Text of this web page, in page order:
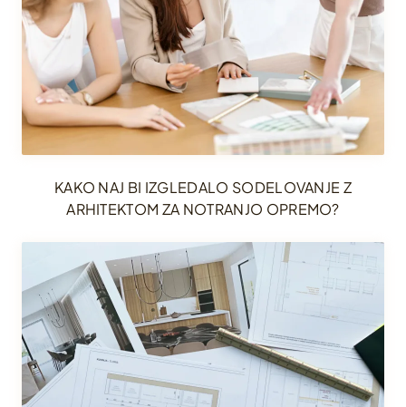
KAKO NAJ BI IZGLEDALO SODELOVANJE Z
ARHITEKTOM ZA NOTRANJO OPREMO?